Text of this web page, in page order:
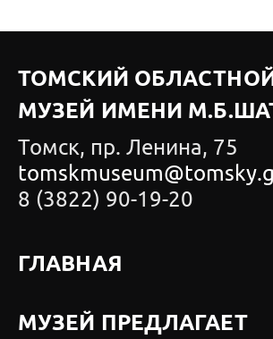
ТОМСКИЙ
МУЗЕЙ ИМЕНИ
Томск, пр. Ленина, 75
8 (3822) 90-19-20
ГЛАВНАЯ
МУЗЕЙ ПРЕДЛАГАЕТ